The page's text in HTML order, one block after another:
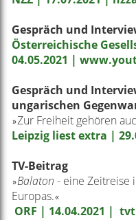
Gespräch und
Österreichische
04.05.2021 |
Gespräch und
ungarischen
»Zur Freiheit gehören
Leipzig liest extra |
TV-Beitrag
»Balaton - eine Zeitreise
Europas.«
ORF | 14.04.2021 |